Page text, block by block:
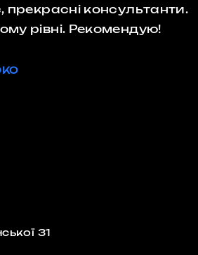
31
прекрасні консультанти.
рівні. Рекомендую!